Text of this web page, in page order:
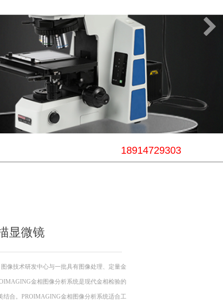
18914729303
显微镜
像技术研发中心与一批具有图像处理、定量金
金相图像分析系统是现代金相检验的
合。PROIMAGING金相图像分析系统适合工